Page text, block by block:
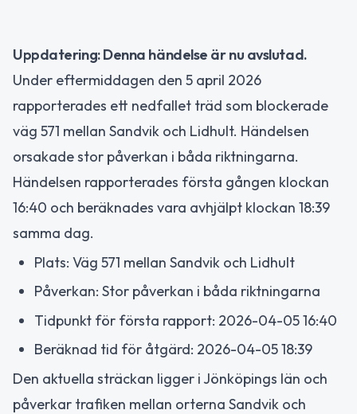
Uppdatering: Denna händelse är nu avslutad.
Under eftermiddagen den 5 april 2026
rapporterades ett nedfallet träd som blockerade
väg 571 mellan Sandvik och Lidhult. Händelsen
orsakade stor påverkan i båda riktningarna.
Händelsen rapporterades första gången klockan
16:40 och beräknades vara avhjälpt klockan 18:39
samma dag.
Plats: Väg 571 mellan Sandvik och Lidhult
Påverkan: Stor påverkan i båda riktningarna
Tidpunkt för första rapport: 2026-04-05 16:40
Beräknad tid för åtgärd: 2026-04-05 18:39
Den aktuella sträckan ligger i Jönköpings län och
påverkar trafiken mellan orterna Sandvik och